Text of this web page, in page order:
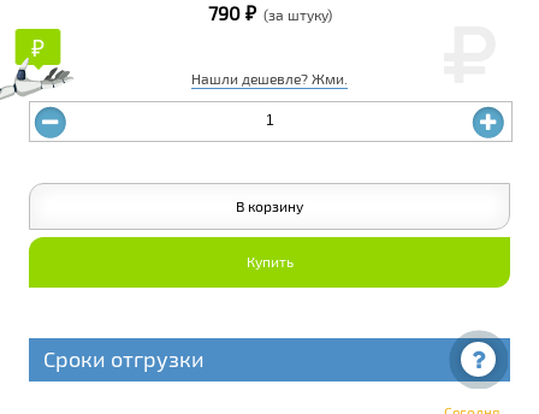
₽
₽
790 ₽ (за штуку)
Нашли дешевле? Жми.
В корзину
Купить
Сроки отгрузки